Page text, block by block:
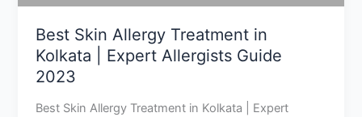
Best Skin Allergy Treatment in
Kolkata | Expert Allergists Guide
2023
Best Skin Allergy Treatment in Kolkata | Expert
Guide
2023